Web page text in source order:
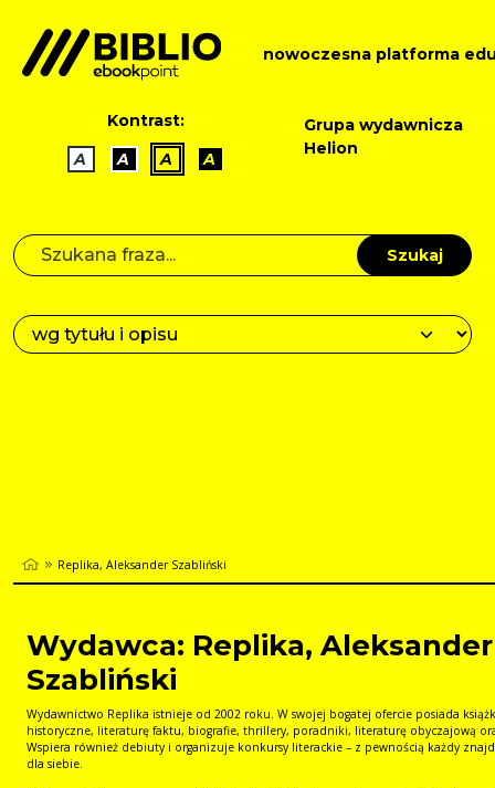
nowoczesna platforma
Kontrast:
A
A A A
Grupa wydawnicza
Helion
Szukaj
Replika, Aleksander Szabliński
Wydawca: Replika, Aleksander
Szabliński
Wydawnictwo Replika istnieje od 2002 roku. W swojej bogatej ofercie posiada
historyczne, literaturę faktu, biografie, thrillery, poradniki, literaturę obyczajową
Wspiera również debiuty i organizuje konkursy literackie – z pewnością każdy
dla siebie.